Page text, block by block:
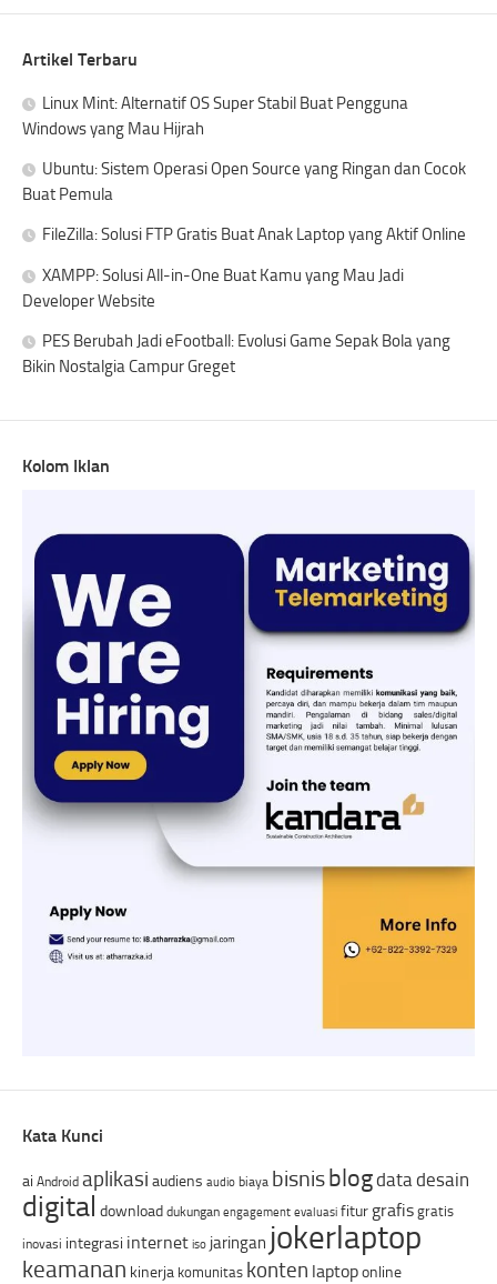
Artikel Terbaru
Linux Mint: Alternatif OS Super Stabil Buat Pengguna
Windows yang Mau Hijrah
Ubuntu: Sistem Operasi Open Source yang Ringan dan Cocok
Buat Pemula
FileZilla: Solusi FTP Gratis Buat Anak Laptop yang Aktif Online
XAMPP: Solusi All-in-One Buat Kamu yang Mau Jadi
Developer Website
PES Berubah Jadi eFootball: Evolusi Game Sepak Bola yang
Bikin Nostalgia Campur Greget
Kolom Iklan
Kata Kunci
ai Android aplikasi audiens audio biaya bisnisblogdata desain
digital download dukungan engagement evaluasi fitur grafis gratis
inovasi integrasi internet iso jaringan jokerlaptop
keamanan kinerja komunitas konten laptoponline